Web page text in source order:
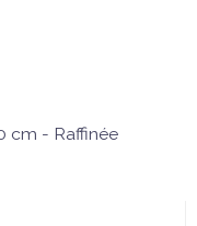
cm - Raffinée